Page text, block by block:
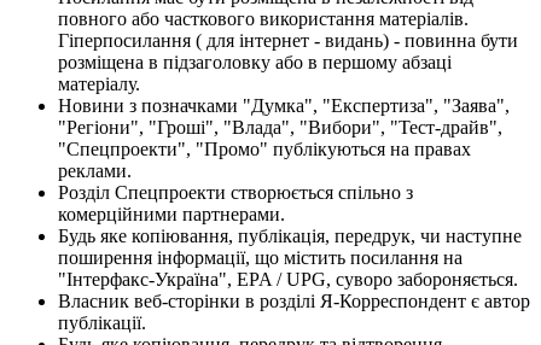
повного або часткового використання матеріалів.
Гіперпосилання ( для інтернет - видань) - повинна бути
розміщена в підзаголовку або в першому абзаці
матеріалу.
Новини з позначками "Думка", "Експертиза", "Заява",
"Регіони", "Гроші", "Влада", "Вибори", "Тест-драйв",
"Спецпроекти", "Промо" публікуються на правах
реклами.
Розділ Спецпроекти створюється спільно з
комерційними партнерами.
Будь яке копіювання, публікація, передрук, чи наступне
поширення інформації, що містить посилання на
"Інтерфакс-Україна", EPA / UPG, суворо забороняється.
Власник веб-сторінки в розділі Я-Корреспондент є автор
публікації.